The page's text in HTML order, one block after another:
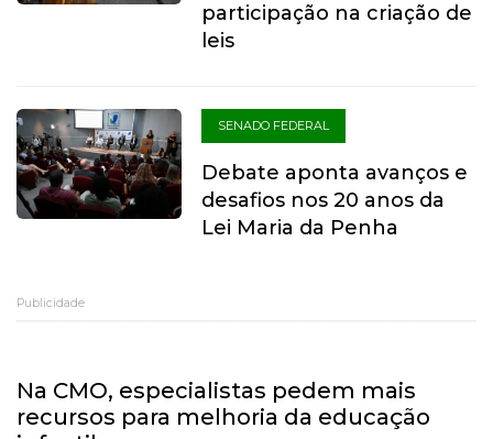
participação na criação de
leis
SENADO FEDERAL
Debate aponta avanços e
desafios nos 20 anos da
Lei Maria da Penha
Publicidade
Na CMO, especialistas pedem mais
recursos para melhoria da educação